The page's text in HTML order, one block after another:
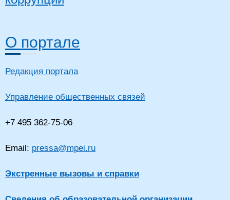
О портале
Редакция портала
Управление общественных связей
+7 495 362-75-06
Email: pressa@mpei.ru
Экстренные вызовы и справки